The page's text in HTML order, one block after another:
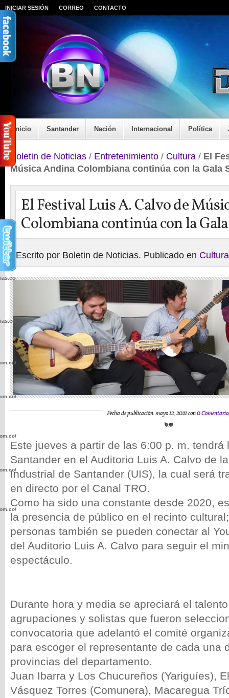
INICIAR SESIÓN CORREO CONTACTO
Inicio Santander Nación Internacional Política
Boletin de Noticias / Entretenimiento / Cultura / El
Música Andina Colombiana continúa con la Gala
El Festival Luis A. Calvo de
Colombiana continúa con la
Escrito por Boletin de Noticias. Publicado en Cultura
Fecha de publicación: mayo 12, 2021 con0
Este jueves a partir de las 6:00 p. m. tendrá
Santander en el Auditorio Luis A. Calvo de
Industrial de Santander (UIS), la cual será
en directo por el Canal TRO.
Como ha sido una constante desde 2020,
la presencia de público en el recinto
personas también se pueden conectar al
del Auditorio Luis A. Calvo para seguir el
espectáculo.
Durante hora y media se apreciará el
agrupaciones y solistas que fueron
convocatoria que adelantó el comité
para escoger el representante de cada una
provincias del departamento.
Juan Ibarra y Los Chucureños (Yariguíes),
Vásquez Torres (Comunera), Macaregua
wp-
wp-
wp-
wp-
wp-
wp-
wp-
wp-